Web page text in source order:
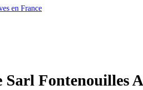
en France
Sarl Fontenouilles